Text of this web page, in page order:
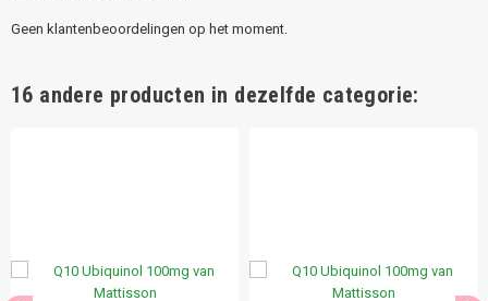
Geen klantenbeoordelingen op het moment.
16 andere producten in dezelfde categorie: